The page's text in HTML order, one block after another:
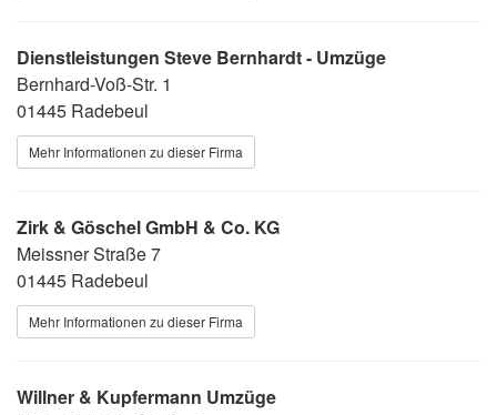
Dienstleistungen Steve Bernhardt - Umzüge
Bernhard-Voß-Str. 1
01445 Radebeul
Mehr Informationen zu dieser Firma
Zirk & Göschel GmbH & Co. KG
Meissner Straße 7
01445 Radebeul
Mehr Informationen zu dieser Firma
Willner & Kupfermann Umzüge